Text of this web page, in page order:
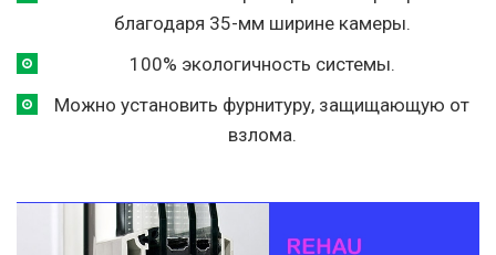
благодаря 35-мм ширине камеры.
100% экологичность системы.
Можно установить фурнитуру, защищающую от
взлома.